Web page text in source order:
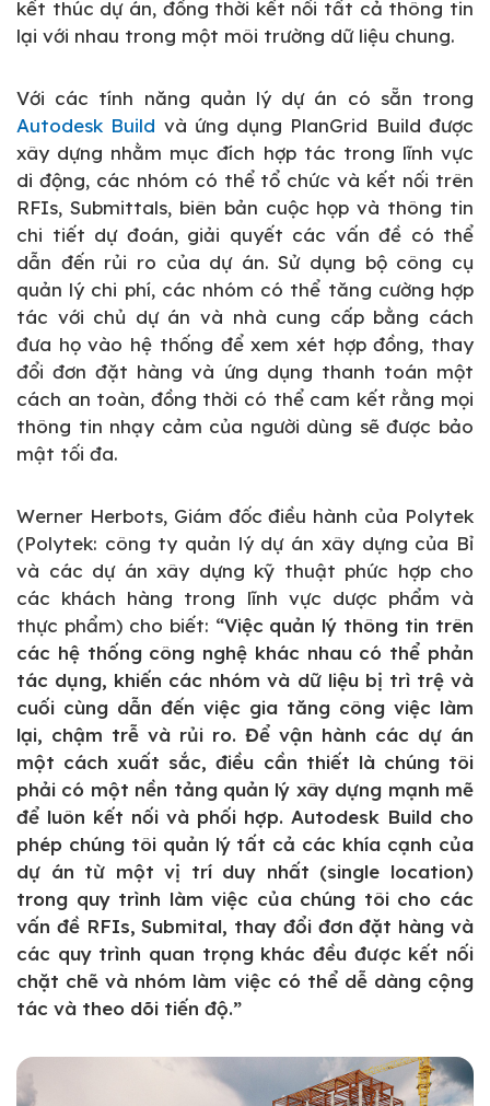
kết thúc dự án, đồng thời kết nối tất cả thông tin
lại với nhau trong một môi trường dữ liệu chung.
Với các tính năng quản lý dự án có sẵn trong
Autodesk Build và ứng dụng PlanGrid Build được
xây dựng nhằm mục đích hợp tác trong lĩnh vực
di động, các nhóm có thể tổ chức và kết nối trên
RFIs, Submittals, biên bản cuộc họp và thông tin
chi tiết dự đoán, giải quyết các vấn đề có thể
dẫn đến rủi ro của dự án. Sử dụng bộ công cụ
quản lý chi phí, các nhóm có thể tăng cường hợp
tác với chủ dự án và nhà cung cấp bằng cách
đưa họ vào hệ thống để xem xét hợp đồng, thay
đổi đơn đặt hàng và ứng dụng thanh toán một
cách an toàn, đồng thời có thể cam kết rằng mọi
thông tin nhạy cảm của người dùng sẽ được bảo
mật tối đa.
Werner Herbots, Giám đốc điều hành của Polytek
(Polytek: công ty quản lý dự án xây dựng của Bỉ
và các dự án xây dựng kỹ thuật phức hợp cho
các khách hàng trong lĩnh vực dược phẩm và
thực phẩm) cho biết: “Việc quản lý thông tin trên
các hệ thống công nghệ khác nhau có thể phản
tác dụng, khiến các nhóm và dữ liệu bị trì trệ và
cuối cùng dẫn đến việc gia tăng công việc làm
lại, chậm trễ và rủi ro. Để vận hành các dự án
một cách xuất sắc, điều cần thiết là chúng tôi
phải có một nền tảng quản lý xây dựng mạnh mẽ
để luôn kết nối và phối hợp. Autodesk Build cho
phép chúng tôi quản lý tất cả các khía cạnh của
dự án từ một vị trí duy nhất (single location)
trong quy trình làm việc của chúng tôi cho các
vấn đề RFIs, Submital, thay đổi đơn đặt hàng và
các quy trình quan trọng khác đều được kết nối
chặt chẽ và nhóm làm việc có thể dễ dàng cộng
tác và theo dõi tiến độ.”